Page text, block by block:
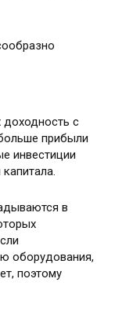
доходность с
прибыли
инвестиции
в
оборудования,
поэтому